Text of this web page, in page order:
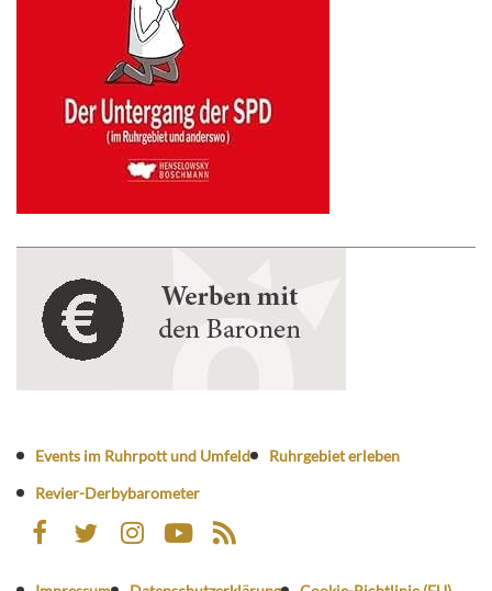
Events im Ruhrpott und Umfeld
Ruhrgebiet erleben
Revier-Derbybarometer